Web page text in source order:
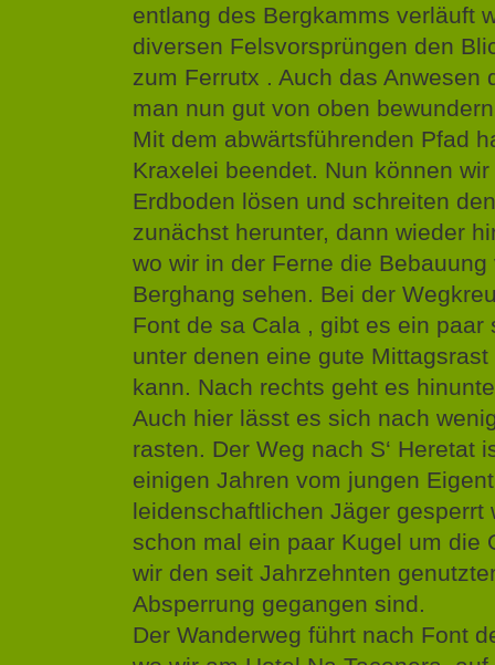
entlang des Bergkamms verläuft
diversen Felsvorsprüngen den
zum Ferrutx . Auch das Anwesen
man nun gut von oben
Mit dem abwärtsführenden Pfad
Kraxelei beendet. Nun können
Erdboden lösen und schreiten
zunächst herunter, dann wieder
wo wir in der Ferne die
Berghang sehen. Bei der
Font de sa Cala , gibt es ein paar
unter denen eine gute
kann. Nach rechts geht es
Auch hier lässt es sich nach
rasten. Der Weg nach S‘ Heretat
einigen Jahren vom jungen
leidenschaftlichen Jäger gesperrt
schon mal ein paar Kugel um die
wir den seit Jahrzehnten
Absperrung gegangen sind.
Der Wanderweg führt nach Font